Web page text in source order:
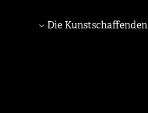
Die Kunstschaffenden